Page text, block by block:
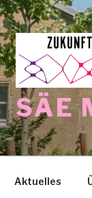
SÄE
Aktuelles